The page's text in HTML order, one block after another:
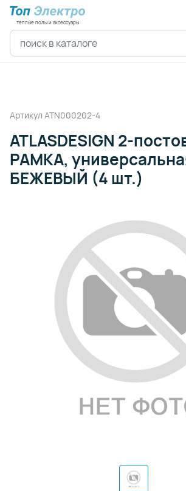
теплые полы и аксессуары
Поиск по каталогу
Артикул ATN000202-4
ATLASDESIGN 2-
РАМКА,
БЕЖЕВЫЙ (4 шт.)